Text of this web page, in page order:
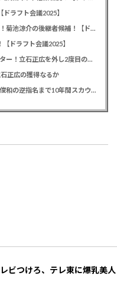
ラフト会議2025】
カープドラ3勝田成！近畿大163cmセカンド！菊池涼介の後継者候補！【ドラフト会議2025】
ドラフト会議2025】
カープドラ1平川蓮！187cmのスイッチヒッター！立石正広を外し2度目の重複も新井監督がクジを引き当てる！【ドラフト会議2025】
正広の獲得なるか
緒方孝市カープドラ3指名で青学出禁！澤﨑俊和の逆指名まで10年間スカウト出禁
ビつけろ、テレ東に爆乳美人